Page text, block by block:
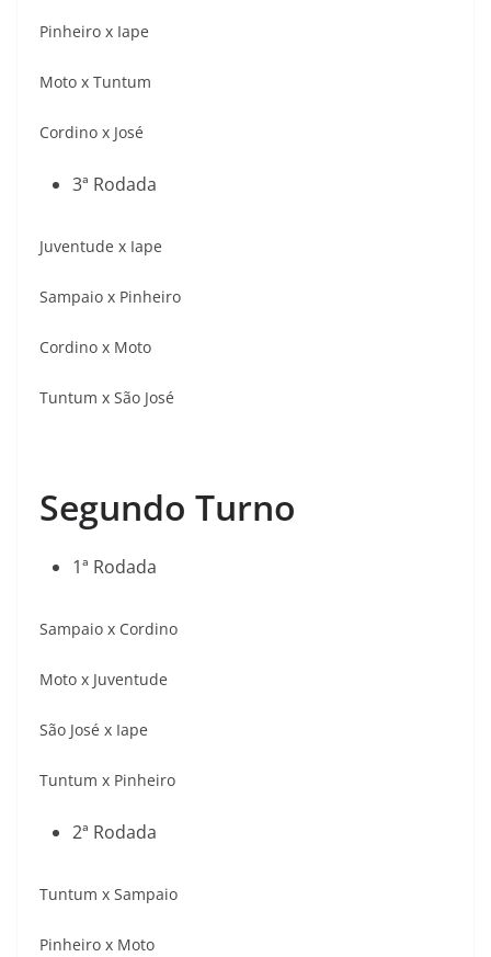
Pinheiro x Iape
Moto x Tuntum
Cordino x José
3ª Rodada
Juventude x Iape
Sampaio x Pinheiro
Cordino x Moto
Tuntum x São José
Segundo Turno
1ª Rodada
Sampaio x Cordino
Moto x Juventude
São José x Iape
Tuntum x Pinheiro
2ª Rodada
Tuntum x Sampaio
Pinheiro x Moto